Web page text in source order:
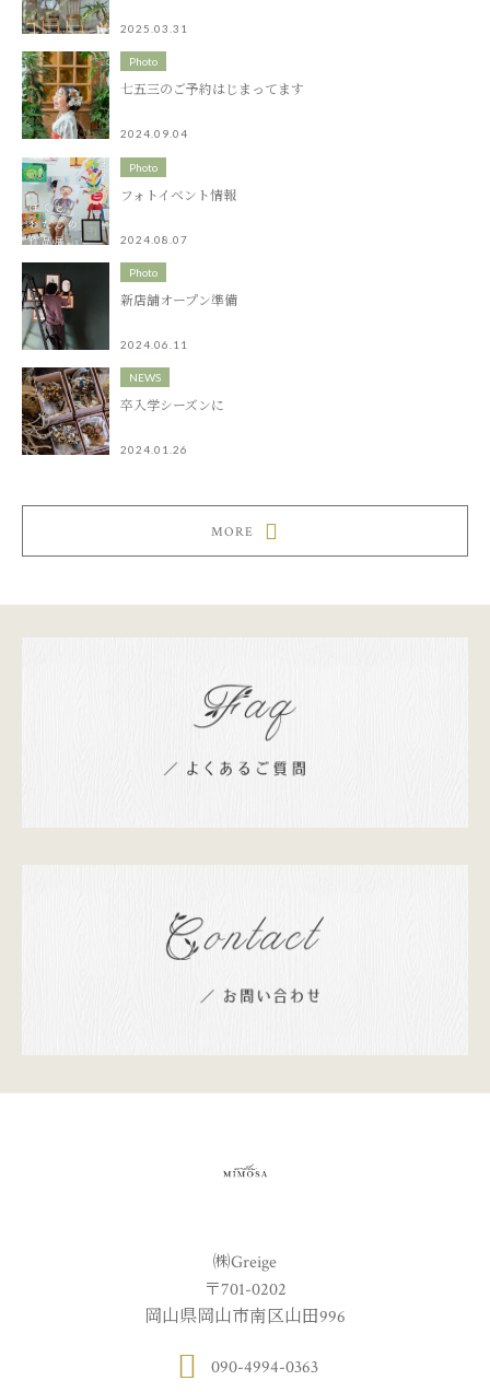
2025.03.31
Photo
七五三のご予約はじまってます
2024.09.04
Photo
フォトイベント情報
2024.08.07
Photo
新店舗オープン準備
2024.06.11
NEWS
卒入学シーズンに
2024.01.26
MORE
㈱Greige
〒701-0202
岡山県岡山市南区山田996
090-4994-0363